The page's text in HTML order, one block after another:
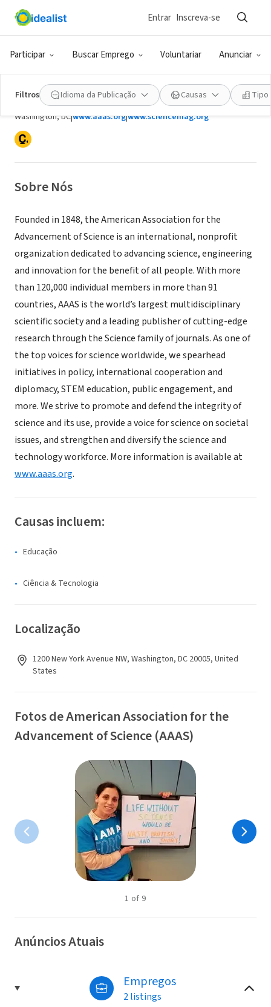
Participar Buscar Emprego Voluntariar Anunciar
Entrar Inscreva-se
Filtros Idioma da Publicação Causas Tipo
American Association for the
Advancement of Science (AAAS)
Washington, DC|www.aaas.org|www.sciencemag.org
Sobre Nós
Founded in 1848, the American Association for the
Advancement of Science is an international, nonprofit
organization dedicated to advancing science, engineering
and innovation for the benefit of all people. With more
than 120,000 individual members in more than 91
countries, AAAS is the world’s largest multidisciplinary
scientific society and a leading publisher of cutting-edge
research through the Science family of journals. As one of
the top voices for science worldwide, we spearhead
initiatives in policy, international cooperation and
diplomacy, STEM education, public engagement, and
more. We strive to promote and defend the integrity of
science and its use, provide a voice for science on societal
issues, and strengthen and diversify the science and
technology workforce. More information is available at
www.aaas.org.
Causas incluem:
Educação
Ciência & Tecnologia
Localização
1200 New York Avenue NW, Washington, DC 20005, United
States
Fotos de American Association for the
Advancement of Science (AAAS)
1 of 9
Anúncios Atuais
Empregos
2 listings